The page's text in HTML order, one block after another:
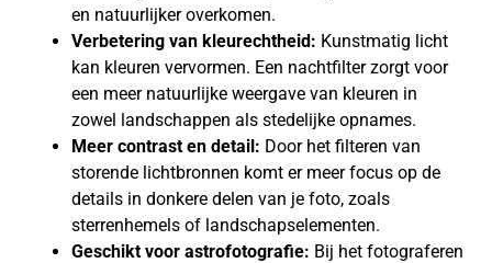
en natuurlijker overkomen.
Verbetering van kleurechtheid: Kunstmatig licht
kan kleuren vervormen. Een nachtfilter zorgt voor
een meer natuurlijke weergave van kleuren in
zowel landschappen als stedelijke opnames.
Meer contrast en detail: Door het filteren van
storende lichtbronnen komt er meer focus op de
details in donkere delen van je foto, zoals
sterrenhemels of landschapselementen.
Geschikt voor astrofotografie: Bij het fotograferen